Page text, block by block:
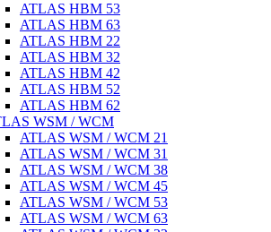
ATLAS HBM 53
ATLAS HBM 63
ATLAS HBM 22
ATLAS HBM 32
ATLAS HBM 42
ATLAS HBM 52
ATLAS HBM 62
WSM / WCM
ATLAS WSM / WCM 21
ATLAS WSM / WCM 31
ATLAS WSM / WCM 38
ATLAS WSM / WCM 45
ATLAS WSM / WCM 53
ATLAS WSM / WCM 63